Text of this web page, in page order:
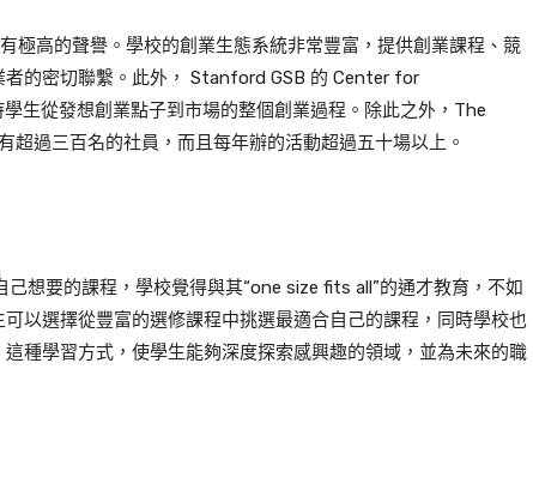
極高的聲譽。學校的創業生態系統非常豐富，提供創業課程、競
的密切聯繫。此外， Stanford GSB 的 Center for
生從發想創業點子到市場的整個創業過程。 除此之外，The
超過三百名的社員，而且每年辦的活動超過五十場以上。
想要的課程，學校覺得與其“one size fits all”的通才教育，不如
可以選擇從豐富的選修課程中挑選最適合自己的課程，同時學校也
種學習方式，使學生能夠深度探索感興趣的領域，並為未來的職